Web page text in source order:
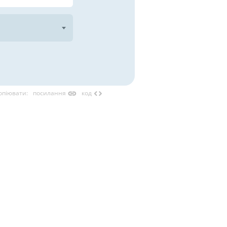
: посилання link код code